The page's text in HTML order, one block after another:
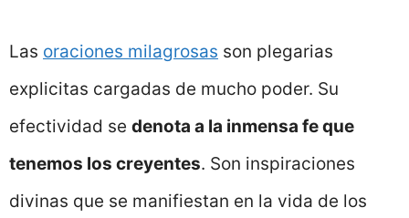
Las oraciones milagrosas son plegarias
explicitas cargadas de mucho poder. Su
efectividad se denota a la inmensa fe que
tenemos los creyentes. Son inspiraciones
divinas que se manifiestan en la vida de los